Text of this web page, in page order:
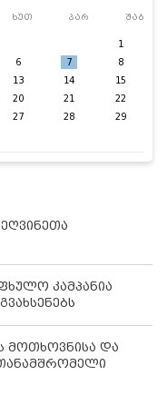
ხუთ პარ შაბ
1
6 7
8
13 14
15
20 21
22
27 28
29
კამპანია
მოთხოვნისა და